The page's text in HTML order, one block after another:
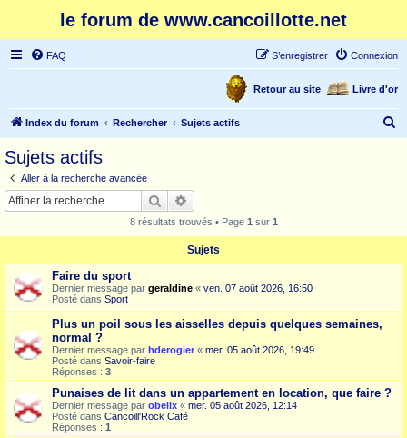
le forum de www.cancoillotte.net
FAQ Connexion
S’enregistrer
Livre d'or
Retour au site
Index du forum Rechercher Sujets actifs
Sujets actifs
Aller à la recherche avancée
Rechercher
8 résultats trouvés • Page 1 sur 1
Sujets
Faire du sport
Dernier message par geraldine « ven. 07 août 2026, 16:50
Posté dans Sport
Plus un poil sous les aisselles depuis quelques semaines,
normal ?
Dernier message par hderogier « mer. 05 août 2026, 19:49
Posté dans Savoir-faire
Réponses : 3
Punaises de lit dans un appartement en location, que faire ?
Dernier message par obelix « mer. 05 août 2026, 12:14
Posté dans Cancoill'Rock Café
Réponses : 1